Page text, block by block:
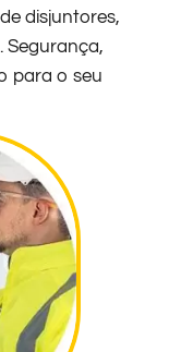
disjuntores,
Segurança,
para o seu